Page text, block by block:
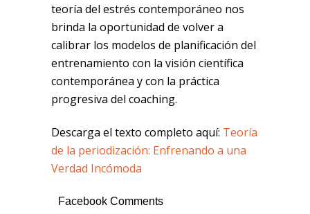
teoría del estrés contemporáneo nos
brinda la oportunidad de volver a
calibrar los modelos de planificación del
entrenamiento con la visión científica
contemporánea y con la práctica
progresiva del coaching.
Descarga el texto completo aquí: Teoría
de la periodización: Enfrenando a una
Verdad Incómoda
Facebook Comments